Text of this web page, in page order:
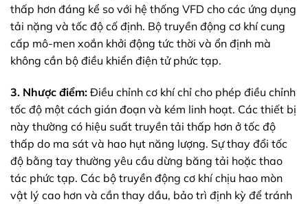
thấp hơn đáng kể so với hệ thống VFD cho các ứng dụng
tải nặng và tốc độ cố định. Bộ truyền động cơ khí cung
cấp mô-men xoắn khởi động tức thời và ổn định mà
không cần bộ điều khiển điện tử phức tạp.
3. Nhược điểm: Điều chỉnh cơ khí chỉ cho phép điều chỉnh
tốc độ một cách gián đoạn và kém linh hoạt. Các thiết bị
này thường có hiệu suất truyền tải thấp hơn ở tốc độ
thấp do ma sát và hao hụt năng lượng. Sự thay đổi tốc
độ bằng tay thường yêu cầu dừng băng tải hoặc thao
tác phức tạp. Các bộ truyền động cơ khí chịu hao mòn
vật lý cao hơn và cần thay dầu, bảo trì định kỳ để tránh